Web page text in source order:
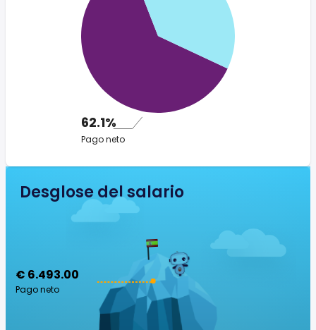
62.1%
Pago neto
Desglose del salario
€ 6.493.00
Pago neto